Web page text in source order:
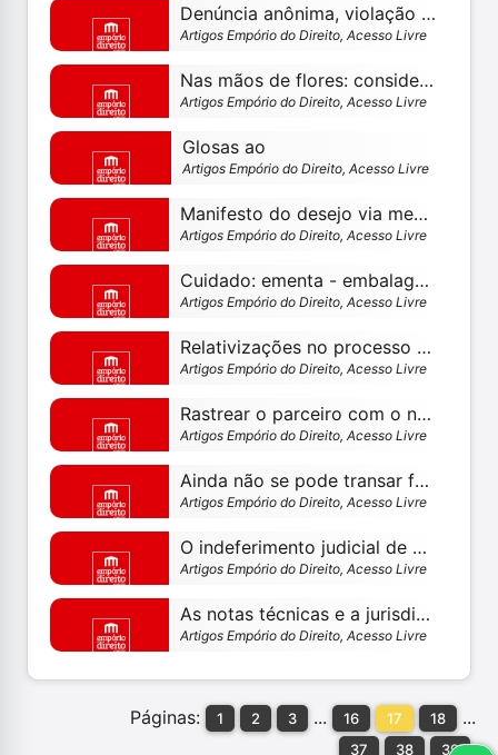
Denúncia anônima, violação do lar e busca e apreensão – existe “causa justa” sem “justa causa”?
Artigos Empório do Direito, Acesso Livre
Nas mãos de flores: considerações psicológicas sobre exame criminológico
Artigos Empório do Direito, Acesso Livre
Glosas ao
Artigos Empório do Direito, Acesso Livre
Manifesto do desejo via mediação diagonal
Artigos Empório do Direito, Acesso Livre
Cuidado: ementa - embalagem não é tudo
Artigos Empório do Direito, Acesso Livre
Relativizações no processo penal – por paulo silas taporosky filho
Artigos Empório do Direito, Acesso Livre
Rastrear o parceiro com o novo software viola a intimidade e pode gerar responsabilidade penal e civil, além de ser banal e paranoico
Artigos Empório do Direito, Acesso Livre
Ainda não se pode transar fardado, decidiu o supremo tribunal federal
Artigos Empório do Direito, Acesso Livre
O indeferimento judicial de diligências e o direito à prova
Artigos Empório do Direito, Acesso Livre
As notas técnicas e a jurisdição constitucional
Artigos Empório do Direito, Acesso Livre
Páginas: 1 2 3 ... 16 17 18 ...
37 38 39